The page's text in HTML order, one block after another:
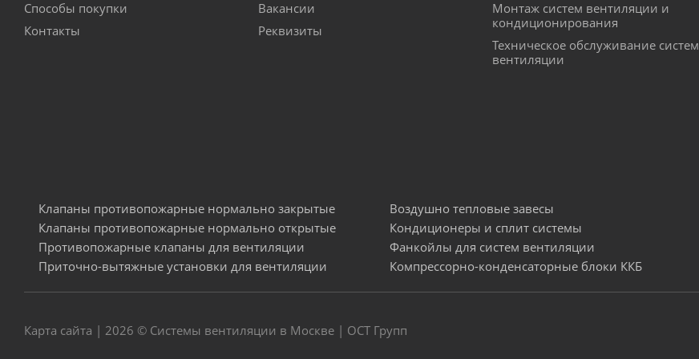
Способы покупки
Контакты
Вакансии
Реквизиты
Монтаж систем вентиляции и
кондиционирования
Техническое обслуживание систем
вентиляции
Клапаны противопожарные нормально закрытые
Клапаны противопожарные нормально открытые
Противопожарные клапаны для вентиляции
Приточно-вытяжные установки для вентиляции
Воздушно тепловые завесы
Кондиционеры и сплит системы
Фанкойлы для систем вентиляции
Компрессорно-конденсаторные блоки ККБ
Карта сайта | 2026 © Системы вентиляции в Москве | ОСТ Групп